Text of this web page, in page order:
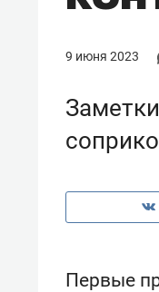
9 июня 2023
Первые